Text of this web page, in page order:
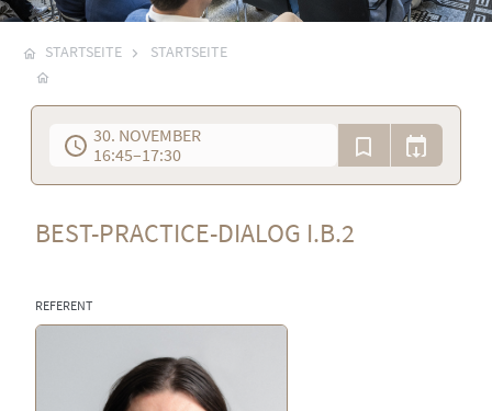
STARTSEITE STARTSEITE
30. NOVEMBER
16:45–17:30
BEST-PRACTICE-DIALOG I.B.2
REFERENT
Bild